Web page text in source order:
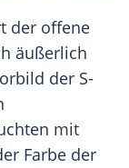
der offene
äußerlich
der S-
mit
Farbe der